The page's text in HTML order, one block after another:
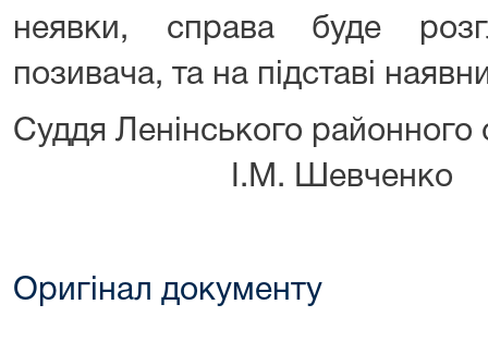
неявки, справа буде
позивача, та на підставі
Суддя Ленінського
І.М. Шевченко
Оригінал документу